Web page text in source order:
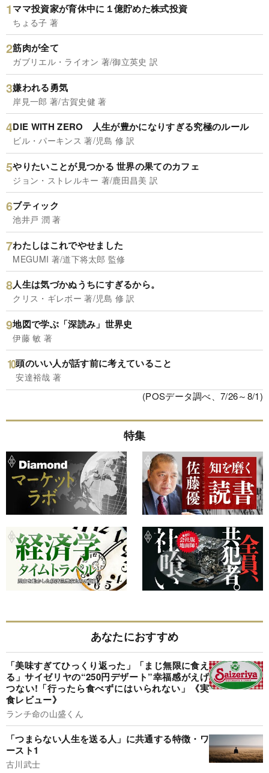
ママ投資家が育休中に１億貯めた株式投資
ちょる子 著
筋肉が全て
ガブリエル・ライオン 著/御立英史 訳
嫌われる勇気
岸見一郎 著/古賀史健 著
DIE WITH ZERO 人生が豊かになりすぎる究極のルール
ビル・パーキンス 著/児島 修 訳
やりたいことが見つかる 世界の果てのカフェ
ジョン・ストレルキー 著/鹿田昌美 訳
ブティック
池井戸 潤 著
わたしはこれでやせました
MEGUMI 著/道下将太郎 監修
人生は気づかぬうちにすぎるから。
クリス・ギレボー 著/児島 修 訳
地図で学ぶ「深読み」世界史
伊藤 敏 著
頭のいい人が話す前に考えていること
安達裕哉 著
(POSデータ調べ、7/26～8/1)
特集
あなたにおすすめ
「美味すぎてひっくり返った」「まじ無限に食え
る」サイゼリヤの“250円デザート”幸福感がえげ
つない!「行ったら食べずにはいられない」《実
食レビュー》
ランチ命の山盛くん
「つまらない人生を送る人」に共通する特徴・ワ
ースト1
古川武士